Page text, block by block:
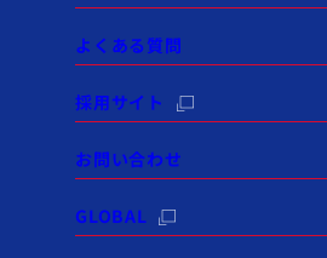
よくある質問
採用サイト
お問い合わせ
GLOBAL